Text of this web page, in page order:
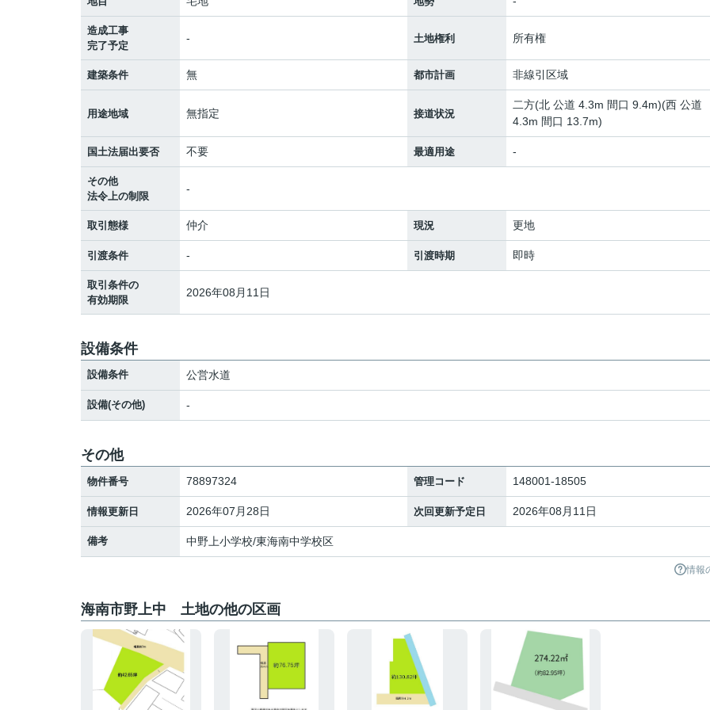
造成工事
完了予定
- 土地権利 所有権
建築条件 無 都市計画 非線引区域
用途地域 無指定 接道状況
二方(北 公道 4.3m 間口 9.4m)(西 公道
4.3m 間口 13.7m)
国土法届出要否 不要 最適用途 -
その他
法令上の制限
-
取引態様 仲介 現況 更地
引渡条件 - 引渡時期 即時
取引条件の
有効期限
2026年08月11日
設備条件
設備条件 公営水道
設備(その他) -
その他
物件番号 78897324 管理コード 148001-18505
情報更新日 2026年07月28日 次回更新予定日 2026年08月11日
備考 中野上小学校/東海南中学校区
情報
海南市野上中 土地の他の区画